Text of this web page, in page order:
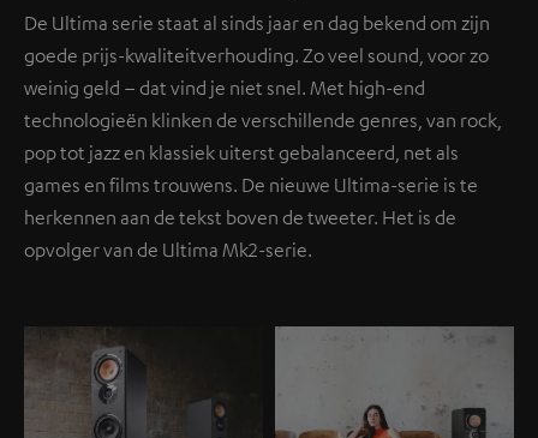
De Ultima serie staat al sinds jaar en dag bekend om zijn
goede prijs-kwaliteitverhouding. Zo veel sound, voor zo
weinig geld – dat vind je niet snel. Met high-end
technologieën klinken de verschillende genres, van rock,
pop tot jazz en klassiek uiterst gebalanceerd, net als
games en films trouwens. De nieuwe Ultima-serie is te
herkennen aan de tekst boven de tweeter. Het is de
opvolger van de Ultima Mk2-serie.